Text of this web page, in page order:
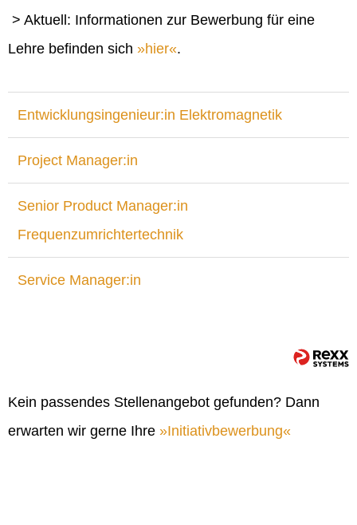
> Aktuell: Informationen zur Bewerbung für eine
Lehre befinden sich
hier .
Entwicklungsingenieur:in Elektromagnetik
Project Manager:in
Senior Product Manager:in
Frequenzumrichtertechnik
Service Manager:in
Kein passendes Stellenangebot gefunden? Dann
erwarten wir gerne Ihre
Initiativbewerbung